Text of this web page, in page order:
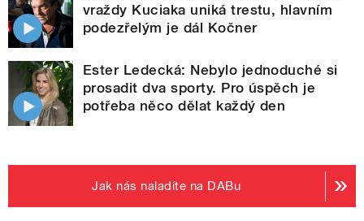
vraždy Kuciaka uniká trestu, hlavním
podezřelým je dál Kočner
Ester Ledecká: Nebylo jednoduché si
prosadit dva sporty. Pro úspěch je
potřeba něco dělat každý den
Jak nás naladíte na DABu